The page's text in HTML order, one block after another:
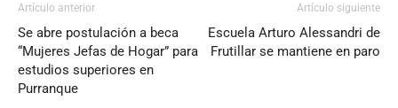
Artículo anterior
Se abre postulación a beca
“Mujeres Jefas de Hogar” para
estudios superiores en
Purranque
Artículo siguiente
Escuela Arturo Alessandri de
Frutillar se mantiene en paro